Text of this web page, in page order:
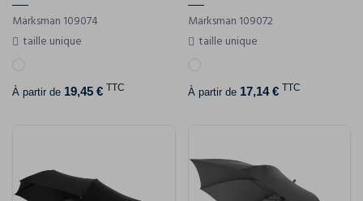
Marksman 109074
taille unique
À partir de 19,45 € TTC
Marksman 109072
taille unique
À partir de 17,14 € TTC